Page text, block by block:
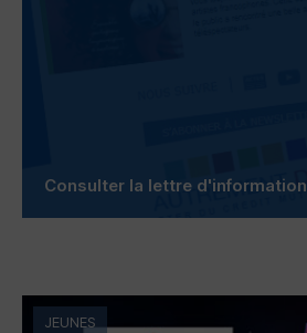
Consulter la lettre d'information
JEUNES